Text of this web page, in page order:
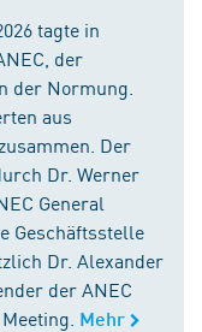
tagte in
der
der Normung.
aus
Der
Dr. Werner
General
Geschäftsstelle
Dr. Alexander
der ANEC
Mehr